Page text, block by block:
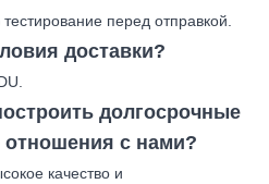
перед отправкой.
доставки?
долгосрочные
с нами?
качество и